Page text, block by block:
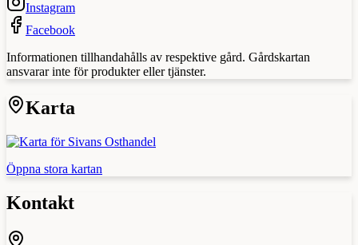
Instagram
Facebook
Informationen tillhandahålls av respektive gård. Gårdskartan
ansvarar inte för produkter eller tjänster.
Karta
Öppna stora kartan
Kontakt